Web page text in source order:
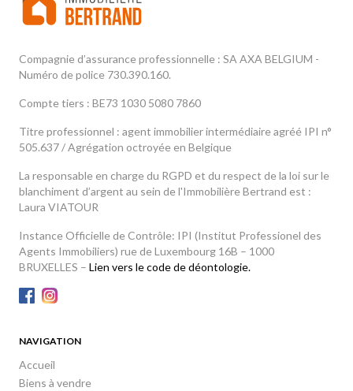
Compagnie d’assurance professionnelle : SA AXA BELGIUM -
Numéro de police 730.390.160.
Compte tiers : BE73 1030 5080 7860
Titre professionnel : agent immobilier intermédiaire agréé IPI n°
505.637 / Agrégation octroyée en Belgique
La responsable en charge du RGPD et du respect de la loi sur le
blanchiment d’argent au sein de l'Immobilière Bertrand est :
Laura VIATOUR
Instance Officielle de Contrôle: IPI (Institut Professionel des
Agents Immobiliers) rue de Luxembourg 16B – 1000
BRUXELLES – Lien vers le code de déontologie.
NAVIGATION
Accueil
Biens à vendre